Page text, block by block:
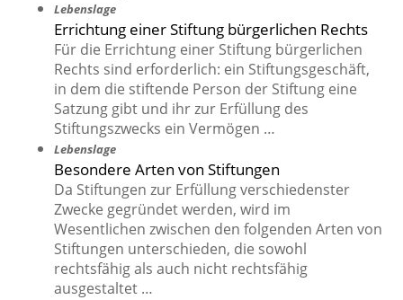
Lebenslage
Errichtung einer Stiftung bürgerlichen Rechts
Für die Errichtung einer Stiftung bürgerlichen
Rechts sind erforderlich: ein Stiftungsgeschäft,
in dem die stiftende Person der Stiftung eine
Satzung gibt und ihr zur Erfüllung des
Stiftungszwecks ein Vermögen …
Lebenslage
Besondere Arten von Stiftungen
Da Stiftungen zur Erfüllung verschiedenster
Zwecke gegründet werden, wird im
Wesentlichen zwischen den folgenden Arten von
Stiftungen unterschieden, die sowohl
rechtsfähig als auch nicht rechtsfähig
ausgestaltet …